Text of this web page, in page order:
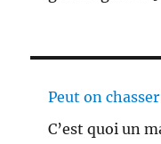
Peut on
C’est quoi un